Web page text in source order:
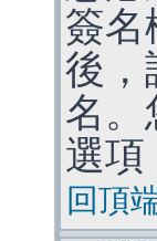
簽名
後，
名。
選項
回頂